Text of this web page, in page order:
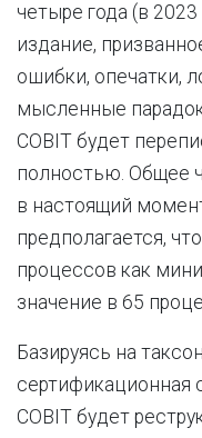
четыре года (в
издание,
ошибки, опечатки,
мысленные
COBIT будет
полностью. Общее
в настоящий
предполагается,
процессов как
значение в 65
Базируясь на
сертификационная
COBIT будет